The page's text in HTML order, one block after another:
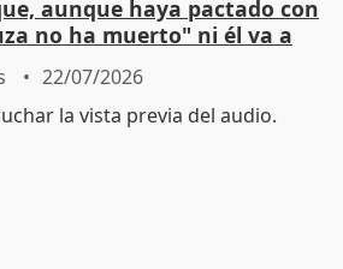
aunque haya pactado con
no ha muerto" ni él va a
22/07/2026